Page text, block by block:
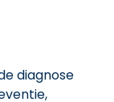
diagnose